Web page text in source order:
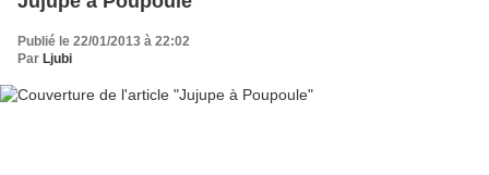
Publié le 22/01/2013 à 22:02
Par Ljubi